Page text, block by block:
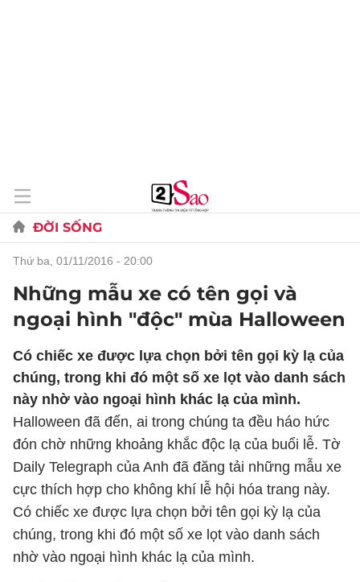
ĐỜI SỐNG
thứ ba, 01/11/2016 - 20:00
Những mẫu xe có tên gọi và
ngoại hình "độc" mùa Halloween
Có chiếc xe được lựa chọn bởi tên gọi kỳ lạ của
chúng, trong khi đó một số xe lọt vào danh sách
này nhờ vào ngoại hình khác lạ của mình.
Halloween đã đến, ai trong chúng ta đều háo hức
đón chờ những khoảng khắc độc lạ của buổi lễ. Tờ
Daily Telegraph của Anh đã đăng tải những mẫu xe
cực thích hợp cho không khí lễ hội hóa trang này.
Có chiếc xe được lựa chọn bởi tên gọi kỳ lạ của
chúng, trong khi đó một số xe lọt vào danh sách
nhờ vào ngoại hình khác lạ của mình.